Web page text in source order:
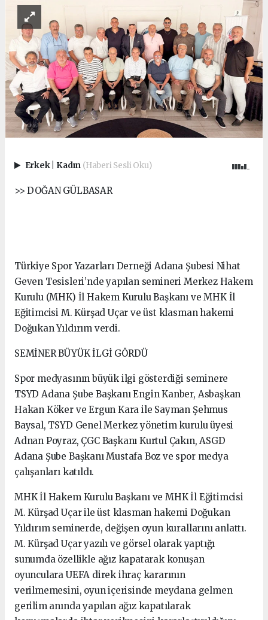
Erkek Kadın (Haberi Sesli Oku)
>> DOĞAN GÜLBASAR
Türkiye Spor Yazarları Derneği Adana Şubesi Nihat
Geven Tesisleri’nde yapılan semineri Merkez Hakem
Kurulu (MHK) İl Hakem Kurulu Başkanı ve MHK İl
Eğitimcisi M. Kürşad Uçar ve üst klasman hakemi
Doğukan Yıldırım verdi.
SEMİNER BÜYÜK İLGİ GÖRDÜ
Spor medyasının büyük ilgi gösterdiği seminere
TSYD Adana Şube Başkanı Engin Kanber, Asbaşkan
Hakan Köker ve Ergun Kara ile Sayman Şehmus
Baysal, TSYD Genel Merkez yönetim kurulu üyesi
Adnan Poyraz, ÇGC Başkanı Kurtul Çakın, ASGD
Adana Şube Başkanı Mustafa Boz ve spor medya
çalışanları katıldı.
MHK İl Hakem Kurulu Başkanı ve MHK İl Eğitimcisi
M. Kürşad Uçar ile üst klasman hakemi Doğukan
Yıldırım seminerde, değişen oyun kurallarını anlattı.
M. Kürşad Uçar yazılı ve görsel olarak yaptığı
sunumda özellikle ağız kapatarak konuşan
oyunculara UEFA direk ihraç kararının
verilmemesini, oyun içerisinde meydana gelmen
gerilim anında yapılan ağız kapatılarak